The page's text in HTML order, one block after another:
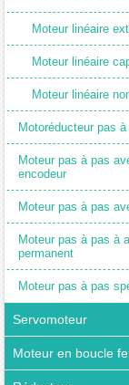
Moteur linéaire
Moteur linéaire
Moteur linéaire
Motoréducteur pas à
Moteur pas à pas
encodeur
Moteur pas à pas
Moteur pas à pas à
permanent
Moteur pas à pas
Servomoteur
Moteur en boucle